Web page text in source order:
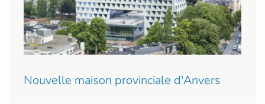
Nouvelle maison provinciale d'Anvers